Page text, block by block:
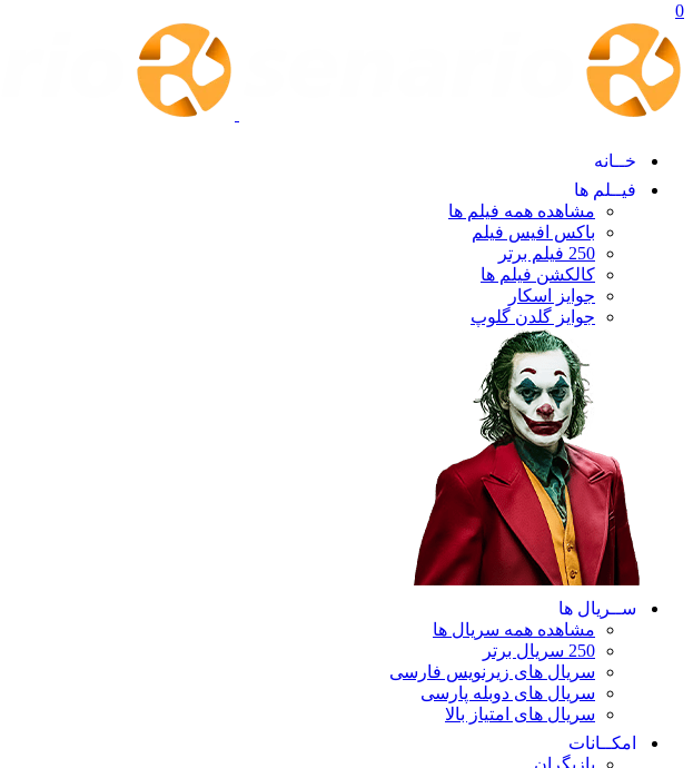
0
خــانه
فیــلم ها
مشاهده همه فیلم ها
باکس افیس فیلم
250 فیلم برتر
کالکشن فیلم ها
جوایز اسکار
جوایز گلدن گلوپ
ســریال ها
مشاهده همه سریال ها
250 سریال برتر
سریال های زیرنویس فارسی
سریال های دوبله پارسی
سریال های امتیاز بالا
امکــانات
بازیگران